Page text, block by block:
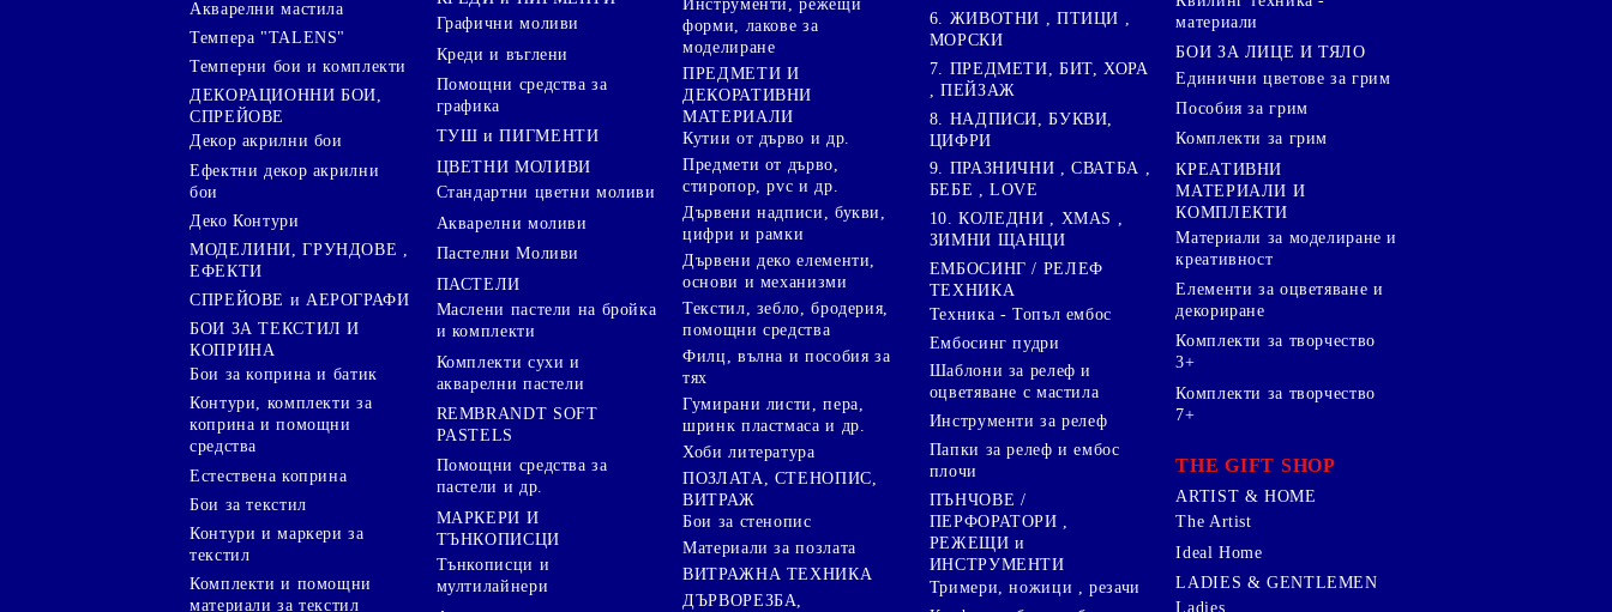
Акварелни мастила
Темпера "TALENS"
Темперни бои и комплекти
ДЕКОРАЦИОННИ БОИ,
СПРЕЙОВЕ
Декор акрилни бои
Ефектни декор акрилни
бои
Деко Контури
МОДЕЛИНИ, ГРУНДОВЕ ,
ЕФЕКТИ
СПРЕЙОВЕ и АЕРОГРАФИ
БОИ ЗА ТЕКСТИЛ И
КОПРИНА
Бои за коприна и батик
Контури, комплекти за
коприна и помощни
средства
Естествена коприна
Бои за текстил
Контури и маркери за
текстил
Комплекти и помощни
материали за текстил
Графични моливи
Креди и въглени
Помощни средства за
графика
ТУШ и ПИГМЕНТИ
ЦВЕТНИ МОЛИВИ
Стандартни цветни моливи
Акварелни моливи
Пастелни Моливи
ПАСТЕЛИ
Маслени пастели на бройка
и комплекти
Комплекти сухи и
акварелни пастели
REMBRANDT SOFT
PASTELS
Помощни средства за
пастели и др.
МАРКЕРИ И
ТЪНКОПИСЦИ
Тънкописци и
мултилайнери
Инструменти, режещи
форми, лакове за
моделиране
ПРЕДМЕТИ И
ДЕКОРАТИВНИ
МАТЕРИАЛИ
Кутии от дърво и др.
Предмети от дърво,
стиропор, pvc и др.
Дървени надписи, букви,
цифри и рамки
Дървени деко елементи,
основи и механизми
Текстил, зебло, бродерия,
помощни средства
Филц, вълна и пособия за
тях
Гумирани листи, пера,
шринк пластмаса и др.
Хоби литература
ПОЗЛАТА, СТЕНОПИС,
ВИТРАЖ
Бои за стенопис
Материали за позлата
ВИТРАЖНА ТЕХНИКА
ДЪРВОРЕЗБА,
6. ЖИВОТНИ , ПТИЦИ ,
МОРСКИ
7. ПРЕДМЕТИ, БИТ, ХОРА
, ПЕЙЗАЖ
8. НАДПИСИ, БУКВИ,
ЦИФРИ
9. ПРАЗНИЧНИ , СВАТБА ,
БЕБЕ , LOVE
10. КОЛЕДНИ , XMAS ,
ЗИМНИ ЩАНЦИ
ЕМБОСИНГ / РЕЛЕФ
ТЕХНИКА
Техника - Топъл ембос
Ембосинг пудри
Шаблони за релеф и
оцветяване с мастила
Инструменти за релеф
Папки за релеф и ембос
плочи
ПЪНЧОВЕ /
ПЕРФОРАТОРИ ,
РЕЖЕЩИ и
ИНСТРУМЕНТИ
Тримери, ножици , резачи
материали
БОИ ЗА ЛИЦЕ И ТЯЛО
Единични цветове за грим
Пособия за грим
Комплекти за грим
КРЕАТИВНИ
МАТЕРИАЛИ И
КОМПЛЕКТИ
Mатериали за моделиране и
креативност
Елементи за оцветяване и
декориране
Комплекти за творчество
3+
Комплекти за творчество
7+
THE GIFT SHOP
ARTIST & HOME
The Artist
Ideal Home
LADIES & GENTLEMEN
Ladies